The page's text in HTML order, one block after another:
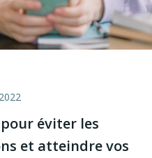
éviter les
et atteindre vos